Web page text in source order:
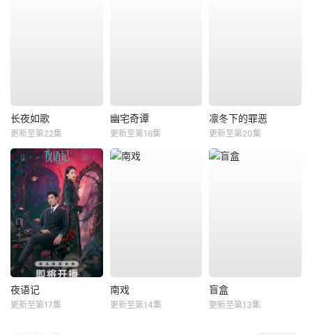
长夜如歌
更新至第22集
幽宅奇谭
更新至第16集
凛冬下的罪恶
更新至第20集
夜语记
更新至第17集
南戏
更新至第14集
盲盒
更新至第13集